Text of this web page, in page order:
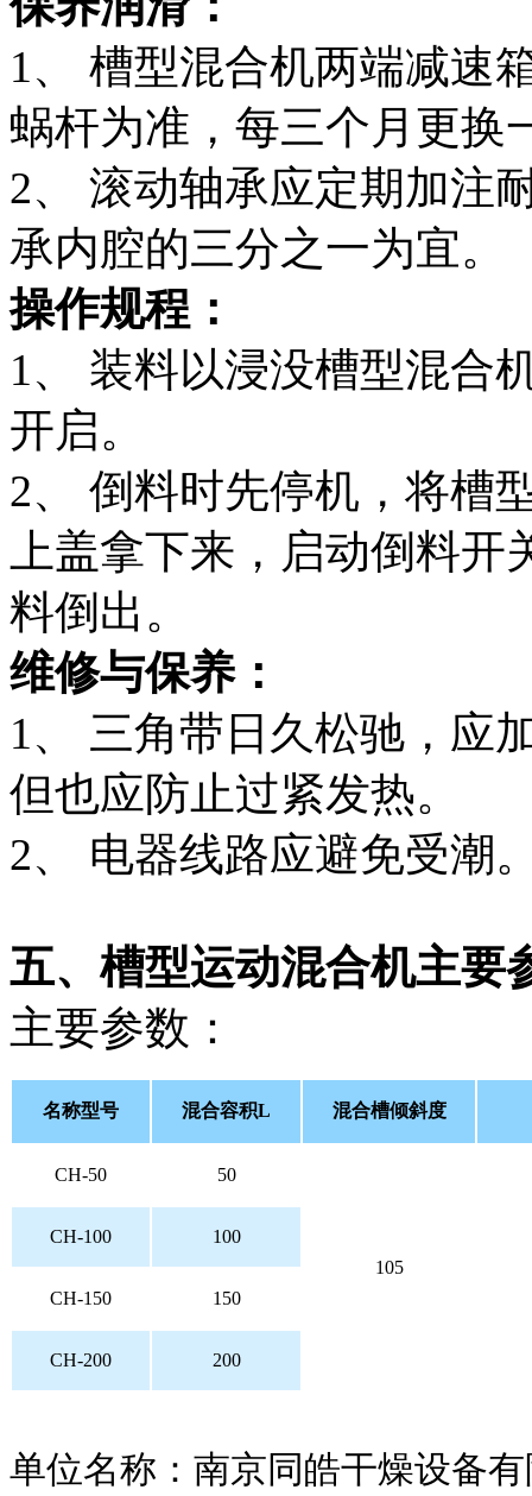
1、 槽型混合机两端减速
蜗杆为准，每三个月更换
2、 滚动轴承应定期加注
承内腔的三分之一为宜。
操作规程：
1、 装料以浸没槽型混合
开启。
2、 倒料时先停机，将槽
上盖拿下来，启动倒料
料倒出。
维修与保养：
1、 三角带日久松驰，应
但也应防止过紧发热。
2、 电器线路应避免受潮
五、槽型运动混合机主要
主要参数：
名称型号 混合容积L 混合槽倾斜度
CH-50 50
105
CH-100 100
CH-150 150
CH-200 200
单位名称：南京同皓干燥设备